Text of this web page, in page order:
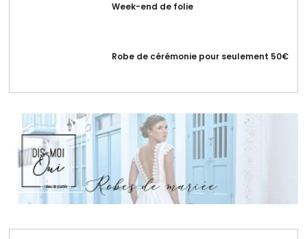
Week-end de folie
Robe de cérémonie pour seulement 50€